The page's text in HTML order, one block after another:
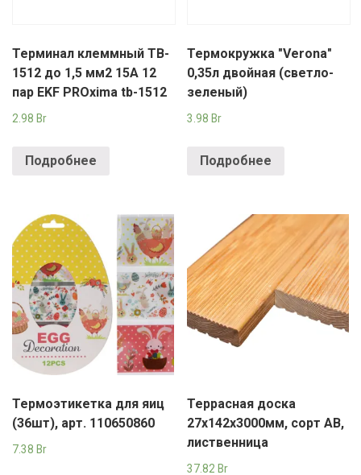
Терминал клеммный TB-
1512 до 1,5 мм2 15A 12
пар EKF PROxima tb-1512
2.98 Br
Подробнее
Термокружка "Verona"
0,35л двойная (светло-
зеленый)
3.98 Br
Подробнее
Термоэтикетка для яиц
(36шт), арт. 110650860
7.38 Br
Террасная доска
27х142х3000мм, сорт АВ,
лиственница
37.82 Br